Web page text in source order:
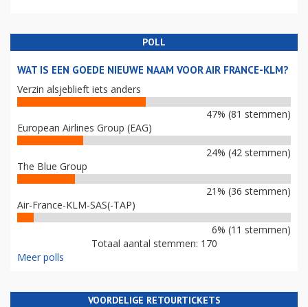
POLL
WAT IS EEN GOEDE NIEUWE NAAM VOOR AIR FRANCE-KLM?
Verzin alsjeblieft iets anders
47% (81 stemmen)
European Airlines Group (EAG)
24% (42 stemmen)
The Blue Group
21% (36 stemmen)
Air-France-KLM-SAS(-TAP)
6% (11 stemmen)
Totaal aantal stemmen: 170
Meer polls
VOORDELIGE RETOURTICKETS